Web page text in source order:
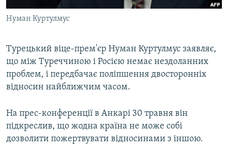
УКРАЇНСЬКА ПРОБЛЕМА КРИМУ
ІНФОГРАФІКА
ДОЛУЧАЙСЯ!
Усі сайти RFE/RL
Нуман Куртулмус
Турецький віце-прем'єр Нуман Куртулмус заявляє,
що між Туреччиною і Росією немає нездоланних
проблем, і передбачає поліпшення двосторонніх
відносин найближчим часом.
На прес-конференції в Анкарі 30 травня він
підкреслив, що жодна країна не може собі
дозволити пожертвувати відносинами з іншою.